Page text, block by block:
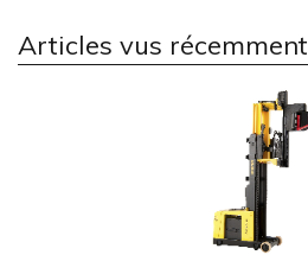
Articles vus récemment